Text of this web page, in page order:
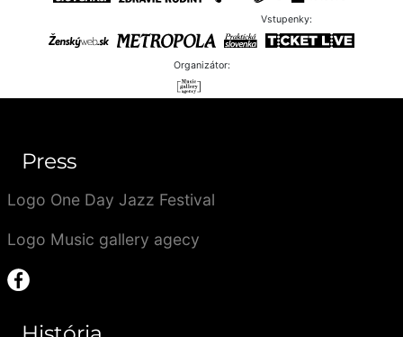
Vstupenky:
Organizátor:
Press
Logo One Day Jazz Festival
Logo Music gallery agecy